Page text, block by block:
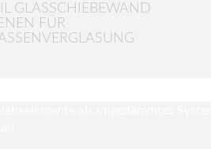
GLASSCHIEBEWAND
FÜR